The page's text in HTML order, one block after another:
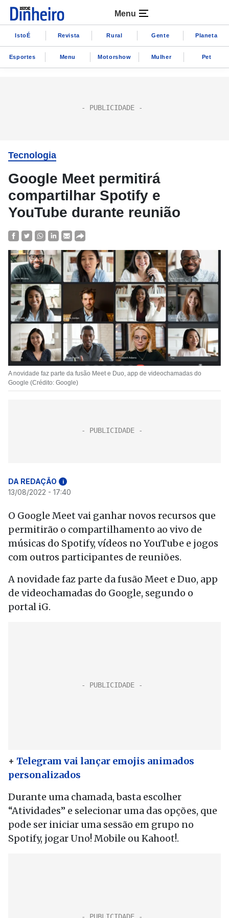
Menu
IstoÉ Revista Rural Gente Planeta
Esportes Menu Motorshow Mulher Pet
Tecnologia
Google Meet permitirá
compartilhar Spotify e
YouTube durante reunião
A novidade faz parte da fusão Meet e Duo, app de videochamadas do
Google (Crédito: Google)
DA REDAÇÃO i
13/08/2022 - 17:40
O Google Meet vai ganhar novos recursos que
permitirão o compartilhamento ao vivo de
músicas do Spotify, vídeos no YouTube e jogos
com outros participantes de reuniões.
A novidade faz parte da fusão Meet e Duo, app
de videochamadas do Google, segundo o
portal iG.
+ Telegram vai lançar emojis animados
personalizados
Durante uma chamada, basta escolher
“Atividades” e selecionar uma das opções, que
pode ser iniciar uma sessão em grupo no
Spotify, jogar Uno! Mobile ou Kahoot!.